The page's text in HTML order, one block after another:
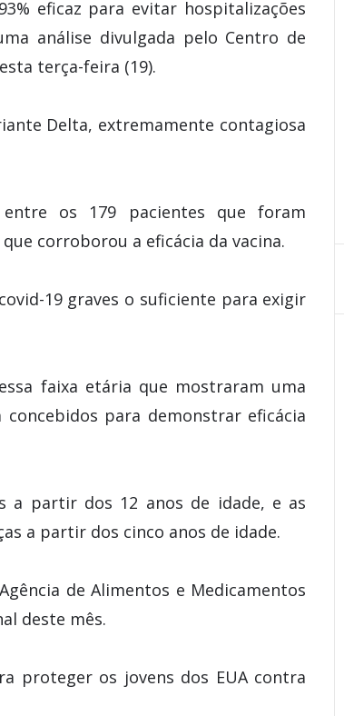
eficaz para evitar hospitalizações
análise divulgada pelo Centro de
terça-feira (19).
Delta, extremamente contagiosa
os 179 pacientes que foram
corroborou a eficácia da vacina.
19 graves o suficiente para exigir
faixa etária que mostraram uma
para demonstrar eficácia
a partir dos 12 anos de idade, e as
a partir dos cinco anos de idade.
de Alimentos e Medicamentos
deste mês.
proteger os jovens dos EUA contra